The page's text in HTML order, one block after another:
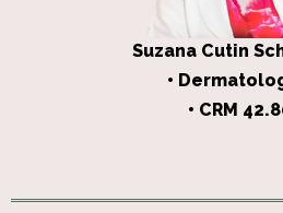
Suzana Cutin
•
• CRM